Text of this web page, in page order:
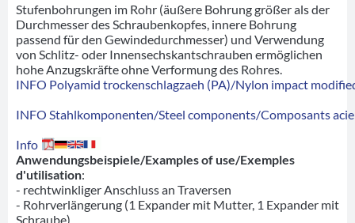
Stufenbohrungen im Rohr (äußere Bohrung größer als der
Durchmesser des Schraubenkopfes, innere Bohrung
passend für den Gewindedurchmesser) und Verwendung
von Schlitz- oder Innensechskantschrauben ermöglichen
hohe Anzugskräfte ohne Verformung des Rohres.
INFO Polyamid trockenschlagzaeh (PA)/Nylon impact
INFO Stahlkomponenten/Steel components/Composants
Info
Anwendungsbeispiele/Examples of use/Exemples
d'utilisation:
- rechtwinkliger Anschluss an Traversen
- Rohrverlängerung (1 Expander mit Mutter, 1 Expander mit
Schraube)